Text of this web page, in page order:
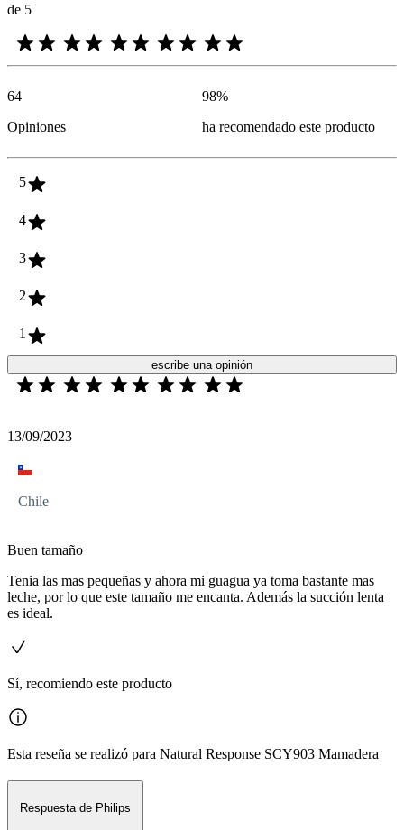
de 5
64
Opiniones
98%
ha recomendado este producto
5
4
3
2
1
escribe una opinión
13/09/2023
Chile
Buen tamaño
Tenia las mas pequeñas y ahora mi guagua ya toma bastante mas
leche, por lo que este tamaño me encanta. Además la succión lenta
es ideal.
Sí, recomiendo este producto
Esta reseña se realizó para Natural Response SCY903 Mamadera
Respuesta de Philips